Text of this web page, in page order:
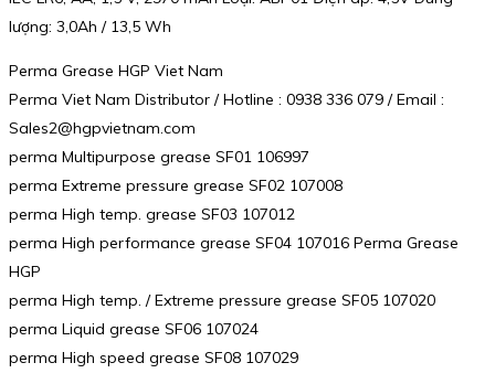
lượng: 3,0Ah / 13,5 Wh
Perma Grease HGP Viet Nam
Perma Viet Nam Distributor / Hotline : 0938 336 079 / Email :
Sales2@hgpvietnam.com
perma Multipurpose grease SF01 106997
perma Extreme pressure grease SF02 107008
perma High temp. grease SF03 107012
perma High performance grease SF04 107016 Perma Grease
HGP
perma High temp. / Extreme pressure grease SF05 107020
perma Liquid grease SF06 107024
perma High speed grease SF08 107029